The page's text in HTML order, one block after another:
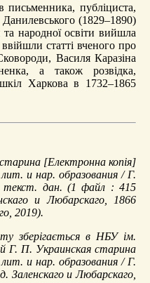
письменника, публіциста,
(1829–1890)
та народної освіти вийшла
статті вченого про
Василя Каразіна
а також розвідка,
Харкова в 1732–1865
[Електронна копія]
и нар. образования / Г.
текст. дан. (1 файл : 415
и Любарскаго, 1866
2019).
зберігається в НБУ ім.
Г. П. Украинская старина
и нар. образования / Г.
Заленскаго и Любарскаго,